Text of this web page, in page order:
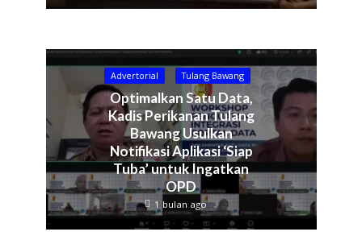
Advertorial Tulang Bawang
Optimalkan Satu Data,
Kadis Perikanan Tulang
Bawang Usulkan
Notifikasi Aplikasi ‘Siap
Tuba’ untuk Ingatkan
OPD
1 bulan ago